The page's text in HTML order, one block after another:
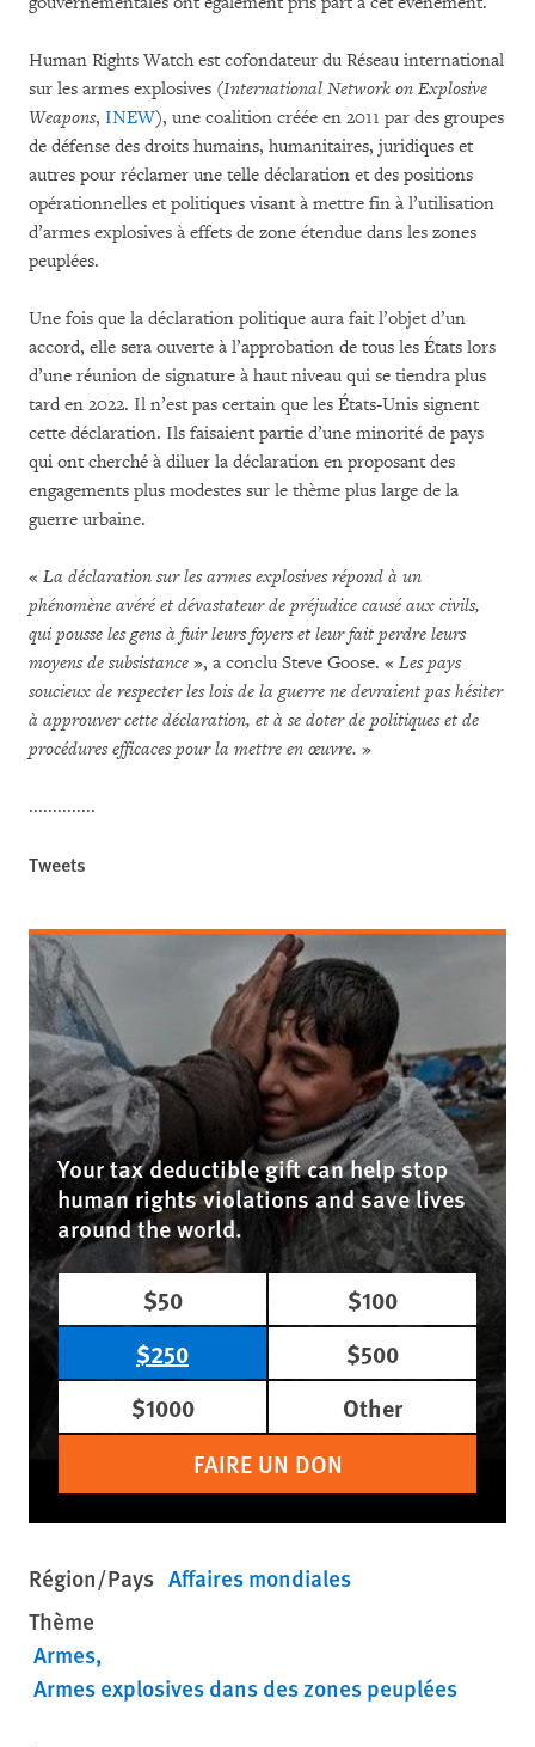
Human Rights Watch est cofondateur du Réseau international
sur les armes explosives (International Network on Explosive
Weapons, INEW), une coalition créée en 2011 par des groupes
de défense des droits humains, humanitaires, juridiques et
autres pour réclamer une telle déclaration et des positions
opérationnelles et politiques visant à mettre fin à l’utilisation
d’armes explosives à effets de zone étendue dans les zones
peuplées.
Une fois que la déclaration politique aura fait l’objet d’un
accord, elle sera ouverte à l’approbation de tous les États lors
d’une réunion de signature à haut niveau qui se tiendra plus
tard en 2022. Il n’est pas certain que les États-Unis signent
cette déclaration. Ils faisaient partie d’une minorité de pays
qui ont cherché à diluer la déclaration en proposant des
engagements plus modestes sur le thème plus large de la
guerre urbaine.
« La déclaration sur les armes explosives répond à un
phénomène avéré et dévastateur de préjudice causé aux civils,
qui pousse les gens à fuir leurs foyers et leur fait perdre leurs
moyens de subsistance », a conclu Steve Goose. « Les pays
soucieux de respecter les lois de la guerre ne devraient pas hésiter
à approuver cette déclaration, et à se doter de politiques et de
procédures efficaces pour la mettre en œuvre. »
..............
Tweets
Your tax deductible gift can help stop
human rights violations and save lives
around the world.
$50
$100
$250
$500
$1000
Other
FAIRE UN DON
Région/Pays Affaires mondiales
Thème
Armes
Armes explosives dans des zones peuplées